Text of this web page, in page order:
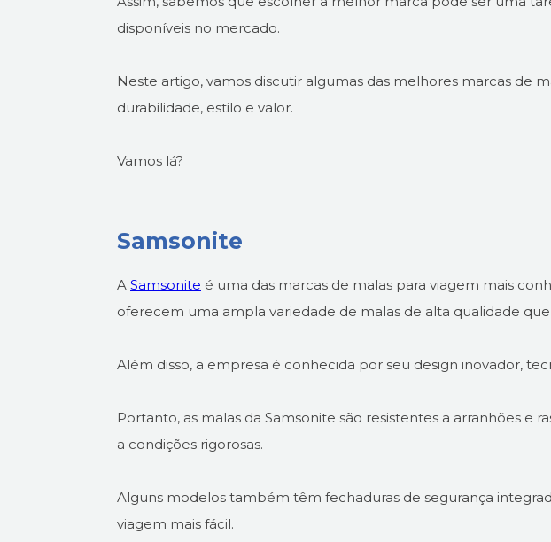
disponíveis no mercado.
Neste artigo, vamos discutir algumas das melhores marcas de
durabilidade, estilo e valor.
Vamos lá?
Samsonite
A Samsonite é uma das marcas de malas para viagem mais
oferecem uma ampla variedade de malas de alta qualidade que
Além disso, a empresa é conhecida por seu design inovador,
Portanto, as malas da Samsonite são resistentes a arranhões e
a condições rigorosas.
Alguns modelos também têm fechaduras de segurança
viagem mais fácil.